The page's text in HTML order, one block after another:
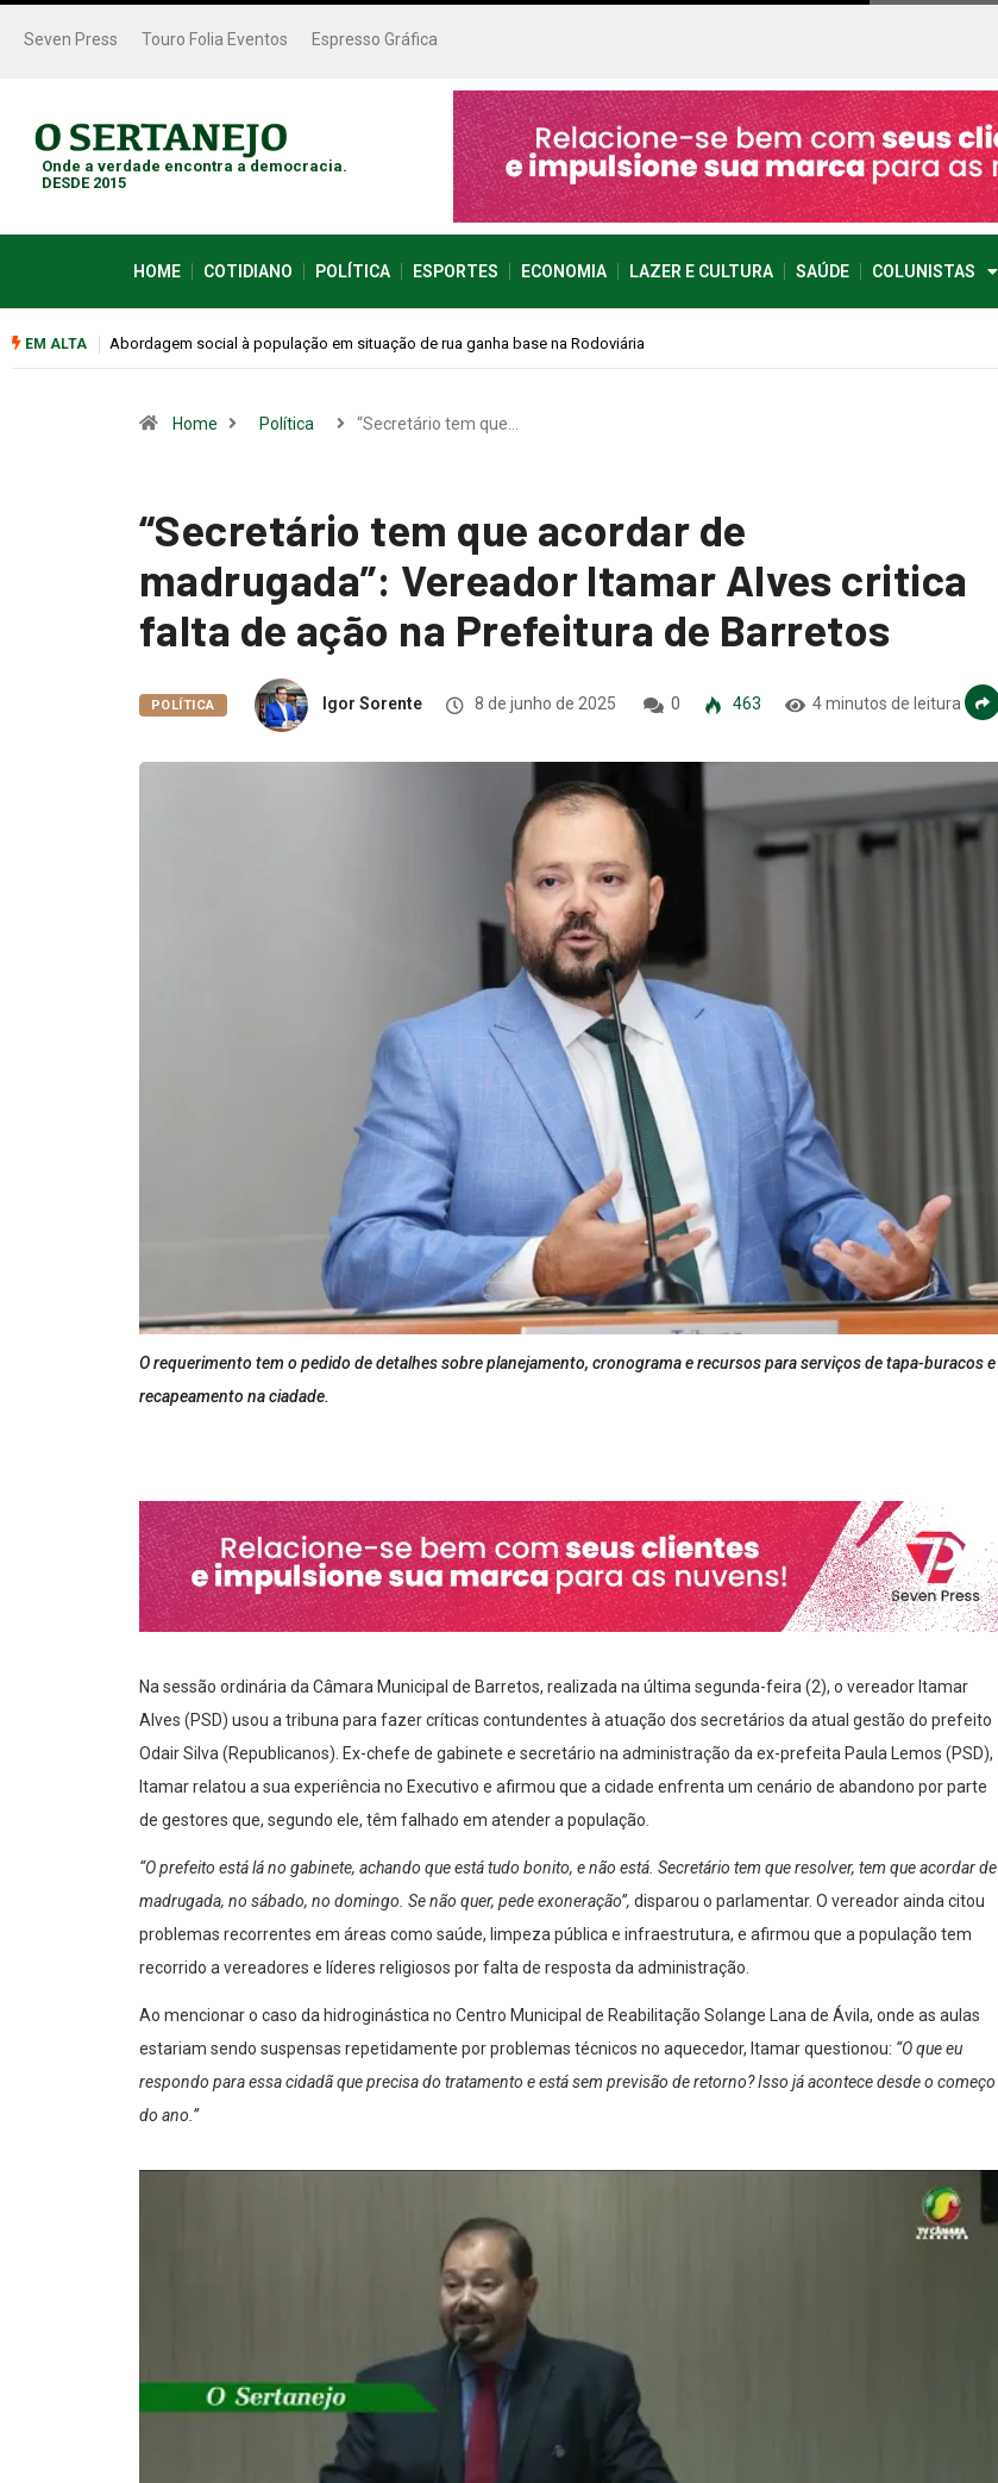
Seven Press Touro Folia Eventos Espresso Gráfica
Onde a verdade encontra a democracia.
DESDE 2015
HOME COTIDIANO POLÍTICA ESPORTES ECONOMIA LAZER E CULTURA SAÚDE COLUNISTAS
EM ALTA Cemitérios terão horário especial e missas no Dia dos Pais
Home Política “Secretário tem que…
“Secretário tem que acordar de
madrugada”: Vereador Itamar Alves critica
falta de ação na Prefeitura de Barretos
POLÍTICA Igor Sorente 8 de junho de 2025 0 463 4 minutos de leitura
O requerimento tem o pedido de detalhes sobre planejamento, cronograma e recursos para serviços de tapa-buracos e
recapeamento na ciadade.
Na sessão ordinária da Câmara Municipal de Barretos, realizada na última segunda-feira (2), o vereador Itamar
Alves (PSD) usou a tribuna para fazer críticas contundentes à atuação dos secretários da atual gestão do prefeito
Odair Silva (Republicanos). Ex-chefe de gabinete e secretário na administração da ex-prefeita Paula Lemos (PSD),
Itamar relatou a sua experiência no Executivo e afirmou que a cidade enfrenta um cenário de abandono por parte
de gestores que, segundo ele, têm falhado em atender a população.
“O prefeito está lá no gabinete, achando que está tudo bonito, e não está. Secretário tem que resolver, tem que acordar de
madrugada, no sábado, no domingo. Se não quer, pede exoneração”, disparou o parlamentar. O vereador ainda citou
problemas recorrentes em áreas como saúde, limpeza pública e infraestrutura, e afirmou que a população tem
recorrido a vereadores e líderes religiosos por falta de resposta da administração.
Ao mencionar o caso da hidroginástica no Centro Municipal de Reabilitação Solange Lana de Ávila, onde as aulas
estariam sendo suspensas repetidamente por problemas técnicos no aquecedor, Itamar questionou: “O que eu
respondo para essa cidadã que precisa do tratamento e está sem previsão de retorno? Isso já acontece desde o começo
do ano.”